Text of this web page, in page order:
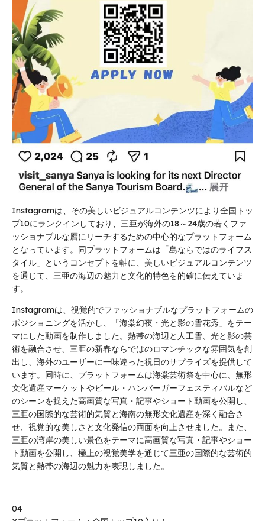
Instagramは、その美しいビジュアルコンテンツにより全国トッ
プ10にランクインしており、三亜が海外の18～24歳の若くファ
ッショナブルな層にリーチするための中心的なプラットフォーム
となっています。同プラットフォームは「島ならではのライフス
タイル」というコンセプトを軸に、美しいビジュアルコンテンツ
を通じて、三亜の海辺の魅力と文化的特色を的確に伝えていま
す。
Instagramは、視覚的でファッショナブルなプラットフォームの
ポジショニングを活かし、「海棠幻夜・光と影の雪花秀」をテー
マにした動画を制作しました。熱帯の海辺と人工雪、光と影の芸
術を融合させ、三亜の新春ならではのロマンチックな雰囲気を創
出し、海外のユーザーに一味違った祝日のサプライズを提供して
います。同時に、プラットフォームは海棠芸術祭を中心に、無形
文化遺産マーケットやビール・ハンバーガーフェスティバルなど
のシーンを捉えた高画質な写真・記事やショート動画を公開し、
三亜の国際的な芸術的気質と海南の無形文化遺産を深く融合さ
せ、視覚的な美しさと文化発信の両面を向上させました。また、
三亜の湾岸の美しい景色をテーマに高画質な写真・記事やショー
ト動画を公開し、極上の視覚美学を通じて三亜の国際的な芸術的
気質と熱帯の海辺の魅力を表現しました。
04